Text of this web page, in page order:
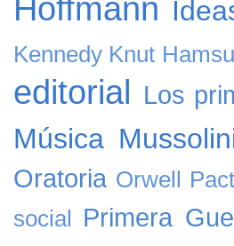
Hoffmann
Kennedy Knut
editorial Los
Música
Oratoria Orwell
social Primera